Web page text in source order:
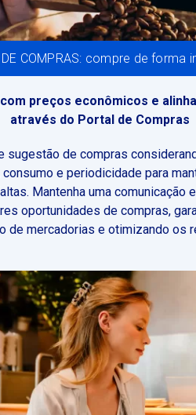
DE COMPRAS: compre de forma
preços econômicos e
através do Portal de Compras
sugestão de compras
e periodicidade para
Mantenha uma comunicação
oportunidades de compras,
de mercadorias e otimizando os